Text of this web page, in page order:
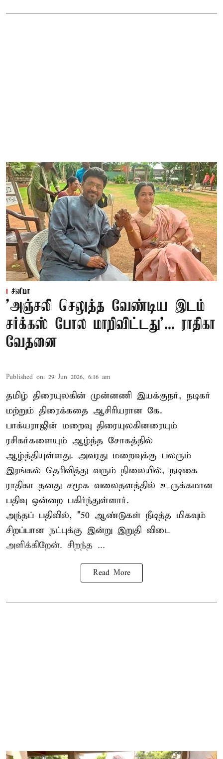
சினிமா
'அஞ்சலி செலுத்த வேண்டிய இடம்
சர்க்கஸ் போல மாறிவிட்டது'... ராதிகா
வேதனை
Published on: 29 Jun 2026, 6:16 am
தமிழ் திரையுலகின் முன்னணி இயக்குநர், நடிகர்
மற்றும் திரைக்கதை ஆசிரியரான கே.
பாக்யராஜின் மறைவு திரையுலகினரையும்
ரசிகர்களையும் ஆழ்ந்த சோகத்தில்
ஆழ்த்தியுள்ளது. அவரது மறைவுக்கு பலரும்
இரங்கல் தெரிவித்து வரும் நிலையில், நடிகை
ராதிகா தனது சமூக வலைதளத்தில் உருக்கமான
பதிவு ஒன்றை பகிர்ந்துள்ளார்.
அந்தப் பதிவில், "50 ஆண்டுகள் நீடித்த மிகவும்
சிறப்பான நட்புக்கு இன்று இறுதி விடை
அளிக்கிறேன். சிறந்த ...
Read More